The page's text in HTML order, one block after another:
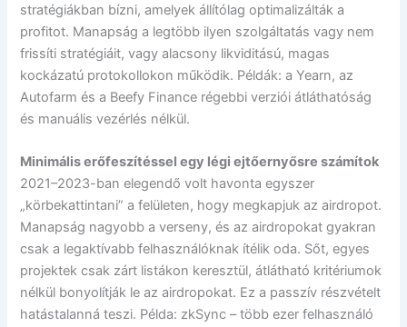
stratégiákban bízni, amelyek állítólag optimalizálták a
profitot. Manapság a legtöbb ilyen szolgáltatás vagy nem
frissíti stratégiáit, vagy alacsony likviditású, magas
kockázatú protokollokon működik. Példák: a Yearn, az
Autofarm és a Beefy Finance régebbi verziói átláthatóság
és manuális vezérlés nélkül.
Minimális erőfeszítéssel egy légi ejtőernyősre számítok
2021–2023-ban elegendő volt havonta egyszer
„körbekattintani” a felületen, hogy megkapjuk az airdropot.
Manapság nagyobb a verseny, és az airdropokat gyakran
csak a legaktívabb felhasználóknak ítélik oda. Sőt, egyes
projektek csak zárt listákon keresztül, átlátható kritériumok
nélkül bonyolítják le az airdropokat. Ez a passzív részvételt
hatástalanná teszi. Példa: zkSync – több ezer felhasználó